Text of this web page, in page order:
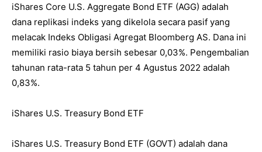
iShares Core U.S. Aggregate Bond ETF (AGG) adalah
dana replikasi indeks yang dikelola secara pasif yang
melacak Indeks Obligasi Agregat Bloomberg AS. Dana ini
memiliki rasio biaya bersih sebesar 0,03%. Pengembalian
tahunan rata-rata 5 tahun per 4 Agustus 2022 adalah
0,83%.
iShares U.S. Treasury Bond ETF
iShares U.S. Treasury Bond ETF (GOVT) adalah dana